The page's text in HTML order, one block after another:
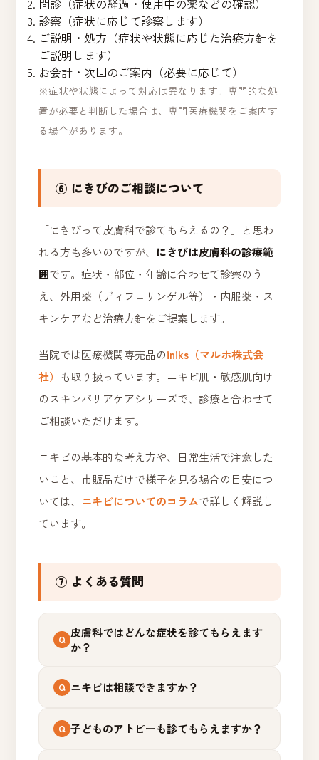
問診（症状の経過・使用中の薬などの確認）
診察（症状に応じて診察します）
ご説明・処方（症状や状態に応じた治療方針を
ご説明します）
お会計・次回のご案内（必要に応じて）
※症状や状態によって対応は異なります。専門的な処
置が必要と判断した場合は、専門医療機関をご案内す
る場合があります。
⑥ にきびのご相談について
「にきびって皮膚科で診てもらえるの？」と思わ
れる方も多いのですが、 にきびは皮膚科の診療範
囲です。症状・部位・年齢に合わせて診察のう
え、外用薬（ディフェリンゲル等）・内服薬・ス
キンケアなど治療方針をご提案します。
当院では医療機関専売品のiniks（マルホ株式会
社） も取り扱っています。ニキビ肌・敏感肌向け
のスキンバリアケアシリーズで、診療と合わせて
ご相談いただけます。
ニキビの基本的な考え方や、日常生活で注意した
いこと、市販品だけで様子を見る場合の目安につ
いては、 ニキビについてのコラムで詳しく解説し
ています。
⑦ よくある質問
皮膚科ではどんな症状を診てもらえます
か？
ニキビは相談できますか？
子どものアトピーも診てもらえますか？